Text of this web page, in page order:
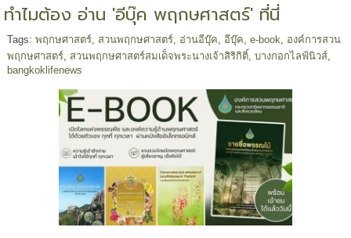
ทำไมต้อง อ่าน 'อีบุ๊ค พฤกษศาสตร์' ที่นี่
Tags: พฤกษศาสตร์, สวนพฤกษศาสตร์, อ่านอีบุ๊ค อีบุ๊ค e-book
องค์การสวน
พฤกษศาสตร์, สวนพฤกษศาสตร์สมเด็จพระนางเจ้าสิริกิติ์, บางกอกไลฟ์นิวส์,
bangkoklifenews